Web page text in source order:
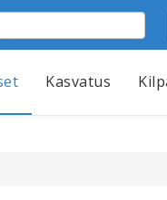
Kasvatus